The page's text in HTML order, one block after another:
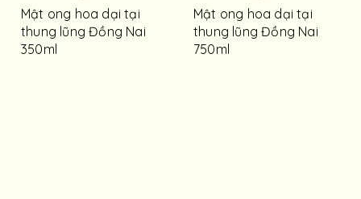
Mật ong hoa dại tại
thung lũng Đồng Nai
350ml
Mật ong hoa dại tại
thung lũng Đồng Nai
750ml